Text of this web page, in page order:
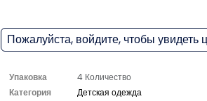
Пожалуйста, войдите, чтобы увидеть
Упаковка
4 Количество
Категория
Детская одежда